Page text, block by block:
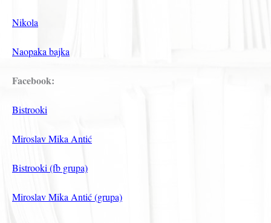
Nikola
Naopaka bajka
Facebook:
Bistrooki
Miroslav Mika Antić
Bistrooki (fb grupa)
Miroslav Mika Antić (grupa)